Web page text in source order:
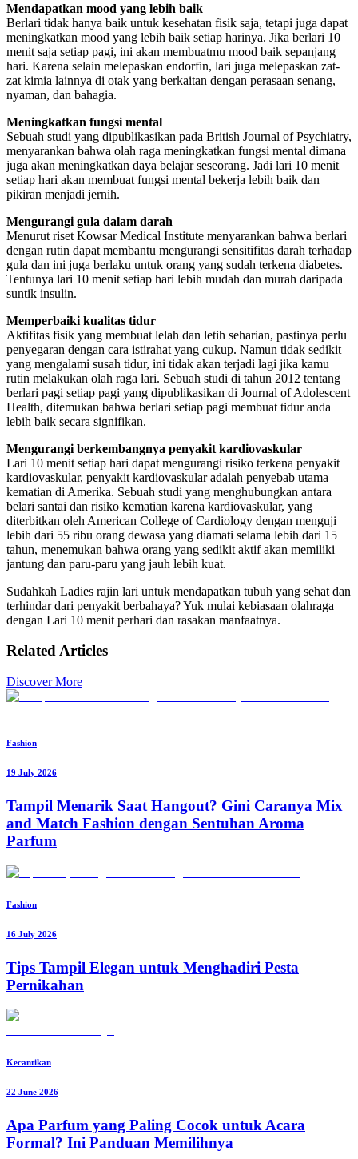
Mendapatkan mood yang lebih baik
Berlari tidak hanya baik untuk kesehatan fisik saja, tetapi juga dapat
meningkatkan mood yang lebih baik setiap harinya. Jika berlari 10
menit saja setiap pagi, ini akan membuatmu mood baik sepanjang
hari. Karena selain melepaskan endorfin, lari juga melepaskan zat-
zat kimia lainnya di otak yang berkaitan dengan perasaan senang,
nyaman, dan bahagia.
Meningkatkan fungsi mental
Sebuah studi yang dipublikasikan pada British Journal of Psychiatry,
menyarankan bahwa olah raga meningkatkan fungsi mental dimana
juga akan meningkatkan daya belajar seseorang. Jadi lari 10 menit
setiap hari akan membuat fungsi mental bekerja lebih baik dan
pikiran menjadi jernih.
Mengurangi gula dalam darah
Menurut riset Kowsar Medical Institute menyarankan bahwa berlari
dengan rutin dapat membantu mengurangi sensitifitas darah terhadap
gula dan ini juga berlaku untuk orang yang sudah terkena diabetes.
Tentunya lari 10 menit setiap hari lebih mudah dan murah daripada
suntik insulin.
Memperbaiki kualitas tidur
Aktifitas fisik yang membuat lelah dan letih seharian, pastinya perlu
penyegaran dengan cara istirahat yang cukup. Namun tidak sedikit
yang mengalami susah tidur, ini tidak akan terjadi lagi jika kamu
rutin melakukan olah raga lari. Sebuah studi di tahun 2012 tentang
berlari pagi setiap pagi yang dipublikasikan di Journal of Adolescent
Health, ditemukan bahwa berlari setiap pagi membuat tidur anda
lebih baik secara signifikan.
Mengurangi berkembangnya penyakit kardiovaskular
Lari 10 menit setiap hari dapat mengurangi risiko terkena penyakit
kardiovaskular, penyakit kardiovaskular adalah penyebab utama
kematian di Amerika. Sebuah studi yang menghubungkan antara
belari santai dan risiko kematian karena kardiovaskular, yang
diterbitkan oleh American College of Cardiology dengan menguji
lebih dari 55 ribu orang dewasa yang diamati selama lebih dari 15
tahun, menemukan bahwa orang yang sedikit aktif akan memiliki
jantung dan paru-paru yang jauh lebih kuat.
Sudahkah Ladies rajin lari untuk mendapatkan tubuh yang sehat dan
terhindar dari penyakit berbahaya? Yuk mulai kebiasaan olahraga
dengan Lari 10 menit perhari dan rasakan manfaatnya.
Related Articles
Discover More
Fashion
19 July 2026
Tampil Menarik Saat Hangout? Gini Caranya Mix
and Match Fashion dengan Sentuhan Aroma
Parfum
Fashion
16 July 2026
Tips Tampil Elegan untuk Menghadiri Pesta
Pernikahan
Kecantikan
22 June 2026
Apa Parfum yang Paling Cocok untuk Acara
Formal? Ini Panduan Memilihnya